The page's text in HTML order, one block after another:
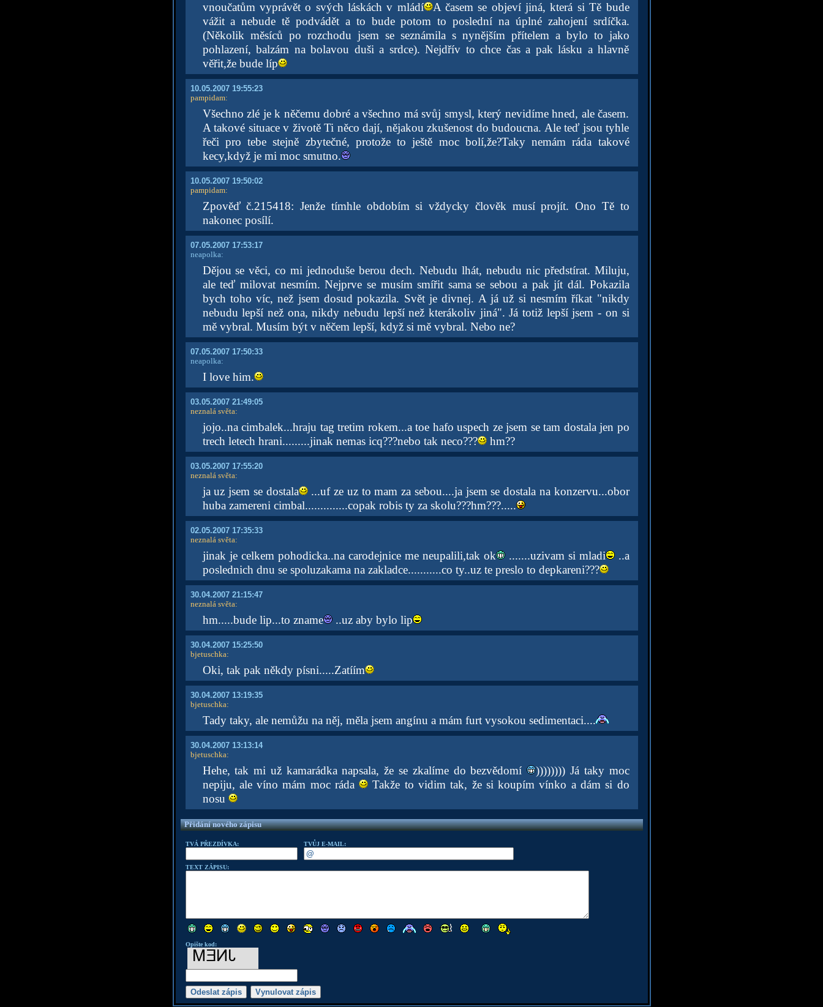
vnoučatům vyprávět o svých láskách v mládí
A časem se objeví jiná, která si Tě bude
vážit a nebude tě podvádět a to bude potom to poslední na úplné zahojení srdíčka.
(Několik měsíců po rozchodu jsem se seznámila s nynějším přítelem a bylo to jako
pohlazení, balzám na bolavou duši a srdce). Nejdřív to chce čas a pak lásku a hlavně
věřit,že bude líp
10.05.2007 19:55:23
pampidam:
Všechno zlé je k něčemu dobré a všechno má svůj smysl, který nevidíme hned, ale časem.
A takové situace v životě Ti něco dají, nějakou zkušenost do budoucna. Ale teď jsou tyhle
řeči pro tebe stejně zbytečné, protože to ještě moc bolí,že?Taky nemám ráda takové
kecy,když je mi moc smutno.
10.05.2007 19:50:02
pampidam:
Zpověď č.215418: Jenže tímhle obdobím si vždycky člověk musí projít. Ono Tě to
nakonec posílí.
07.05.2007 17:53:17
neapolka:
Dějou se věci, co mi jednoduše berou dech. Nebudu lhát, nebudu nic předstírat. Miluju,
ale teď milovat nesmím. Nejprve se musím smířit sama se sebou a pak jít dál. Pokazila
bych toho víc, než jsem dosud pokazila. Svět je divnej. A já už si nesmím říkat "nikdy
nebudu lepší než ona, nikdy nebudu lepší než kterákoliv jiná". Já totiž lepší jsem - on si
mě vybral. Musím být v něčem lepší, když si mě vybral. Nebo ne?
07.05.2007 17:50:33
neapolka:
I love him.
03.05.2007 21:49:05
neznalá světa:
jojo..na cimbalek...hraju tag tretim rokem...a toe hafo uspech ze jsem se tam dostala jen po
trech letech hrani.........jinak nemas icq???nebo tak neco???
hm??
03.05.2007 17:55:20
neznalá světa:
ja uz jsem se dostala
...uf ze uz to mam za sebou....ja jsem se dostala na konzervu...obor
huba zamereni cimbal..............copak robis ty za skolu???hm???.....
02.05.2007 17:35:33
neznalá světa:
jinak je celkem pohodicka..na carodejnice me neupalili,tak ok .......uzivam si mladi
..a
poslednich dnu se spoluzakama na zakladce...........co ty..uz te preslo to depkareni???
30.04.2007 21:15:47
neznalá světa:
hm.....bude lip...to zname ..uz aby bylo lip
30.04.2007 15:25:50
bjetuschka:
Oki, tak pak někdy písni.....Zatíím
30.04.2007 13:19:35
bjetuschka:
Tady taky, ale nemůžu na něj, měla jsem angínu a mám furt vysokou sedimentaci....
30.04.2007 13:13:14
bjetuschka:
Hehe, tak mi už kamarádka napsala, že se zkalíme do bezvědomí
)))))))) Já taky moc
nepiju, ale víno mám moc ráda
Takže to vidim tak, že si koupím vínko a dám si do
nosu
Přidání nového zápisu
TVÁ PŘEZDÍVKA: TVŮJ E-MAIL:
TEXT ZÁPISU:
Opište kod: